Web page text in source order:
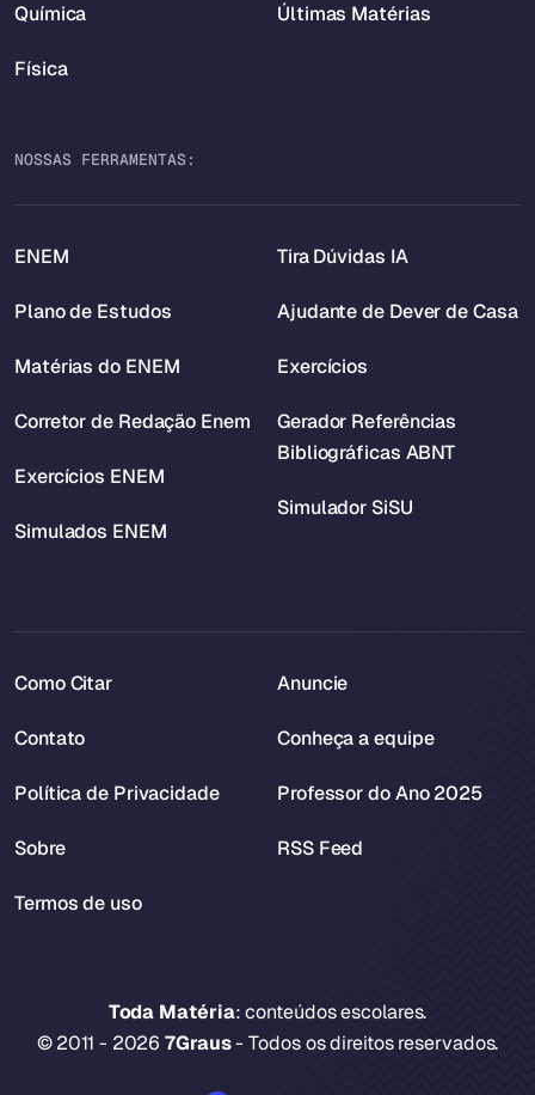
Química
Física
Últimas Matérias
NOSSAS FERRAMENTAS:
ENEM
Plano de Estudos
Matérias do ENEM
Corretor de Redação Enem
Exercícios ENEM
Simulados ENEM
Tira Dúvidas IA
Ajudante de Dever de Casa
Exercícios
Gerador Referências
Bibliográficas ABNT
Simulador SiSU
Toda Matéria: conteúdos escolares.
© 2011 - 20267Graus- Todos os direitos reservados.
Como Citar
Contato
Política de Privacidade
Sobre
Termos de uso
Anuncie
Conheça a equipe
Professor do Ano 2025
RSS Feed